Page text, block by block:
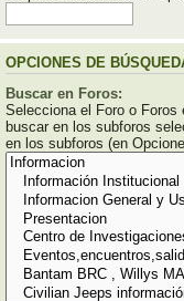
OPCIONES DE
Buscar en Foros:
Selecciona el Foro o Foros
buscar en los subforos
en los subforos (en